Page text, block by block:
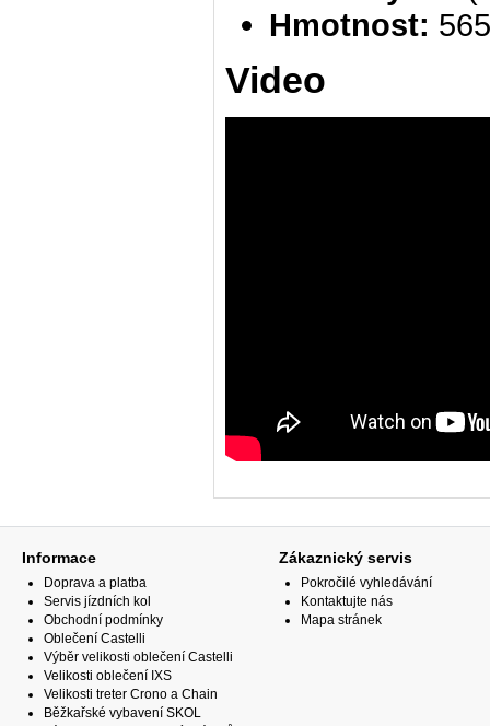
Hmotnost:
Video
Informace
Doprava a platba
Servis jízdních kol
Obchodní podmínky
Oblečení Castelli
Výběr velikosti oblečení Castelli
Velikosti oblečení IXS
Velikosti treter Crono a Chain
Běžkařské vybavení SKOL
Zákaznický servis
Pokročilé vyhledávání
Kontaktujte nás
Mapa stránek